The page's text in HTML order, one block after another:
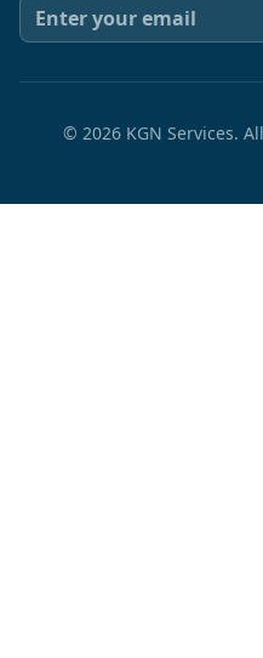
© 2026 KGN Services.